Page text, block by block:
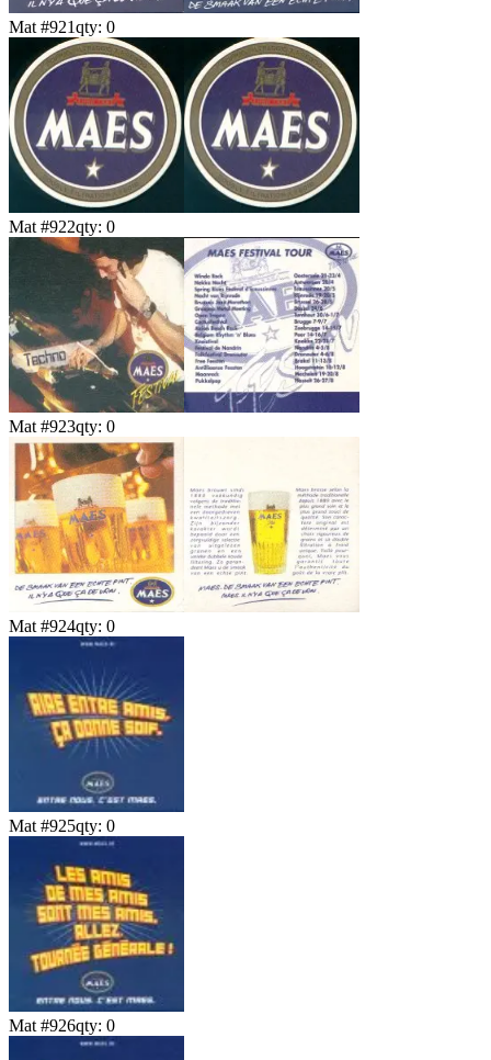
Mat #921qty: 0
Mat #922qty: 0
Mat #923qty: 0
Mat #924qty: 0
Mat #925qty: 0
Mat #926qty: 0